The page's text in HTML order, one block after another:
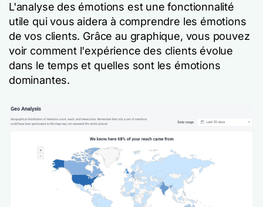
L'analyse des émotions est une fonctionnalité
utile qui vous aidera à comprendre les émotions
de vos clients. Grâce au graphique, vous pouvez
voir comment l'expérience des clients évolue
dans le temps et quelles sont les émotions
dominantes.